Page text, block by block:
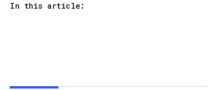
In this article: